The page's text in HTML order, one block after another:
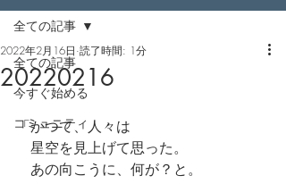
全ての記事
今すぐ始める
コミュニティ
全ての記事
20220216
2022年2月16日 読了時間: 1分
「かつて、人々は
星空を見上げて思った。
あの向こうに、何が？と。